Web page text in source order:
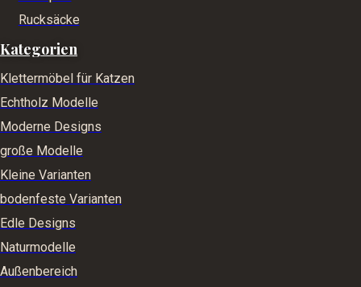
e
Rucksäcke
Kategorien
Klettermöbel für Katzen
Echtholz Modelle
Moderne Designs
große Modelle
Kleine Varianten
bodenfeste Varianten
Edle Designs
Naturmodelle
Außenbereich